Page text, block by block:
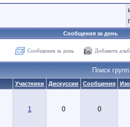
Сообщения за день
Сообщения за день Добавить
Поиск групп
Участники Дискуссии Сообщения
1 0 0